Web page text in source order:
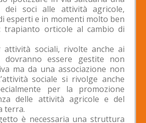
dei soci alle attività agricole,
esperti e in momenti molto ben
trapianto orticole al cambio di
attività sociali, rivolte anche ai
dovranno essere gestite non
ma da una associazione non
sociale si rivolge anche
per la promozione
delle attività agricole e del
terra.
è necessaria una struttura